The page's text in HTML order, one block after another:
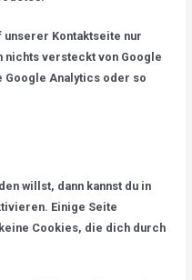
unserer Kontaktseite nur
nichts versteckt von Google
Google Analytics oder so
willst, dann kannst du in
Einige Seite
Cookies, die dich durch